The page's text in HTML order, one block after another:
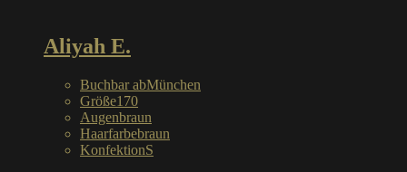
Aliyah E.
Buchbar abMünchen
Größe170
Augenbraun
Haarfarbebraun
KonfektionS